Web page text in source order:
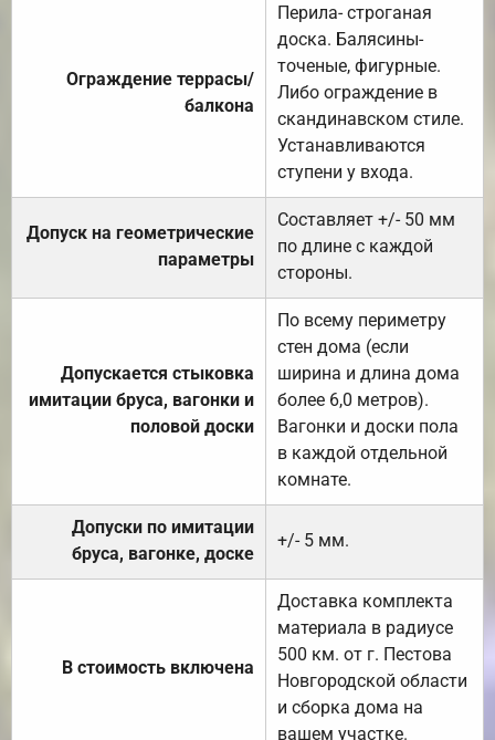
Ограждение террасы/
балкона
Перила- строганая
доска. Балясины-
точеные, фигурные.
Либо ограждение в
скандинавском стиле.
Устанавливаются
ступени у входа.
Допуск на геометрические
параметры
Составляет +/- 50 мм
по длине с каждой
стороны.
Допускается стыковка
имитации бруса, вагонки и
половой доски
По всему периметру
стен дома (если
ширина и длина дома
более 6,0 метров).
Вагонки и доски пола
в каждой отдельной
комнате.
Допуски по имитации
бруса, вагонке, доске
+/- 5 мм.
В стоимость включена
Доставка комплекта
материала в радиусе
500 км. от г. Пестова
Новгородской области
и сборка дома на
вашем участке.